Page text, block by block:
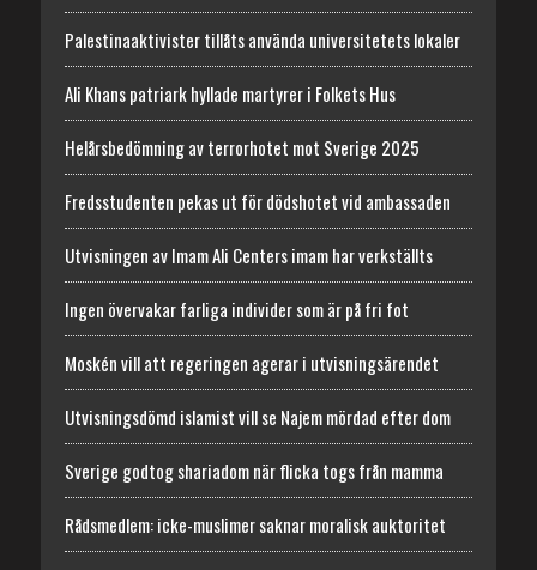
Palestinaaktivister tillåts använda universitetets lokaler
Ali Khans patriark hyllade martyrer i Folkets Hus
Helårsbedömning av terrorhotet mot Sverige 2025
Fredsstudenten pekas ut för dödshotet vid ambassaden
Utvisningen av Imam Ali Centers imam har verkställts
Ingen övervakar farliga individer som är på fri fot
Moskén vill att regeringen agerar i utvisningsärendet
Utvisningsdömd islamist vill se Najem mördad efter dom
Sverige godtog shariadom när flicka togs från mamma
Rådsmedlem: icke-muslimer saknar moralisk auktoritet